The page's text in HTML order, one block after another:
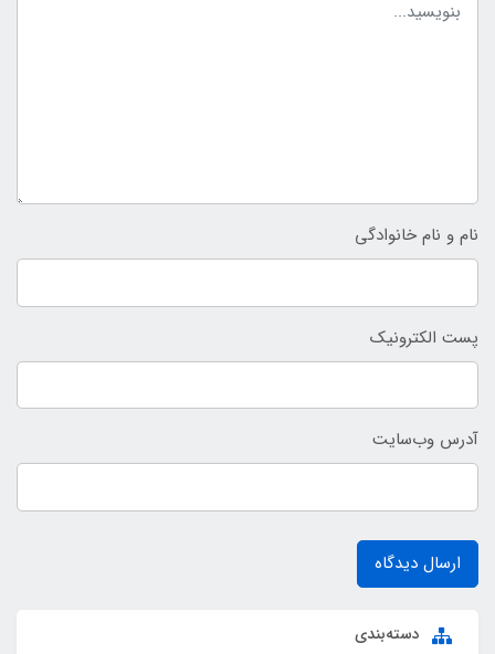
نام و نام خانوادگی
پست الکترونیک
آدرس وب‌سایت
ارسال دیدگاه
دسته‌بندی